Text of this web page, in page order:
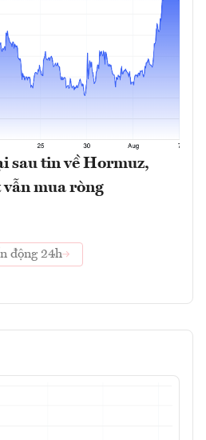
sau tin về Hormuz,
mua ròng
động 24h